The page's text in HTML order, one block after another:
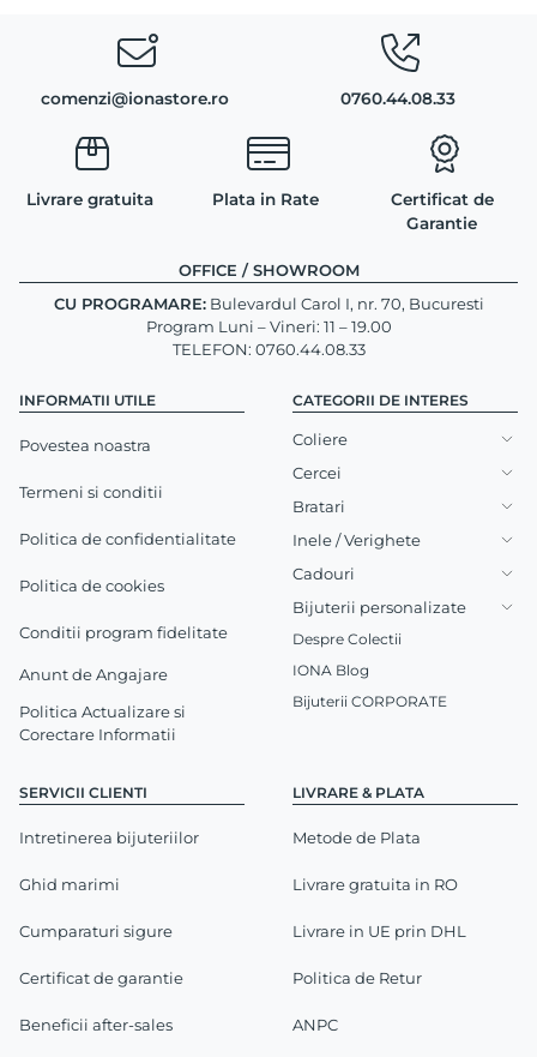
comenzi@ionastore.ro 0760.44.08.33
Livrare gratuita Plata in Rate
Certificat de
Garantie
INFORMATII UTILE
Povestea noastra
Termeni si conditii
Politica de confidentialitate
Politica de cookies
Conditii program fidelitate
Anunt de Angajare
Politica Actualizare si
Corectare Informatii
SERVICII CLIENTI
Intretinerea bijuteriilor
Ghid marimi
Cumparaturi sigure
Certificat de garantie
Beneficii after-sales
LIVRARE & PLATA
Metode de Plata
Livrare gratuita in RO
Livrare in UE prin DHL
Politica de Retur
ANPC
OFFICE / SHOWROOM
CU PROGRAMARE:Bulevardul Carol I, nr. 70, Bucuresti
Program Luni – Vineri: 11 – 19.00
TELEFON: 0760.44.08.33
CATEGORII DE INTERES
Coliere
Cercei
Bratari
Inele / Verighete
Cadouri
Bijuterii personalizate
Despre Colectii
IONA Blog
Bijuterii CORPORATE